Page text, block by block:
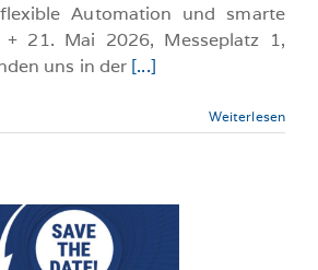
Automation und smarte
+ 21. Mai 2026, Messeplatz 1,
uns in der [...]
Weiterlesen